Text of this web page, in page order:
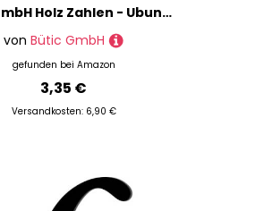
Bütic GmbH Holz Zahlen - Ubuntu - inkl. Satz- und Sonderzeichen - Größenauswahl, Größe:15cm, Zahlen/Sonderzeichen:Fragezeichen
von Bütic GmbH
gefunden bei Amazon
3,35 €
Versandkosten: 6,90 €